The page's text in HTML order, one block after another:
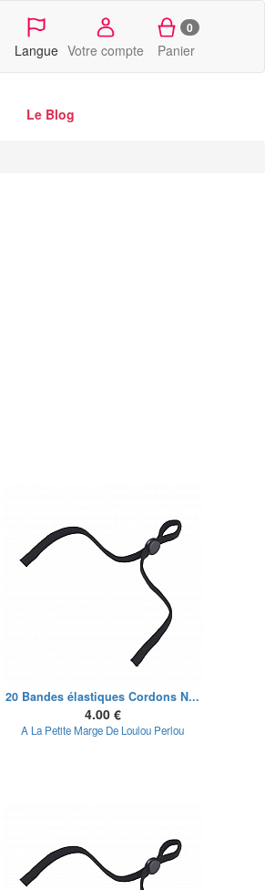
Langue Votre compte
0
Panier
Le Blog
20 Bandes élastiques Cordons N...
4.00 €
A La Petite Marge De Loulou Perlou